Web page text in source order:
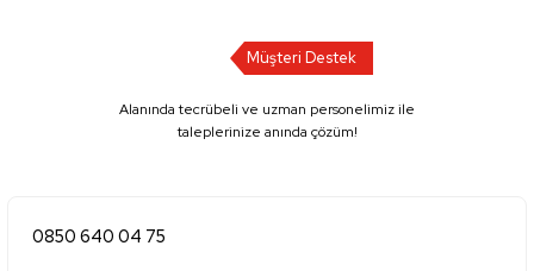
Müşteri Destek
Alanında tecrübeli ve uzman personelimiz ile
taleplerinize anında çözüm!
0850 640 04 75